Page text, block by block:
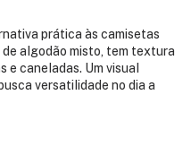
prática às camisetas
algodão misto, tem textura
caneladas. Um visual
versatilidade no dia a